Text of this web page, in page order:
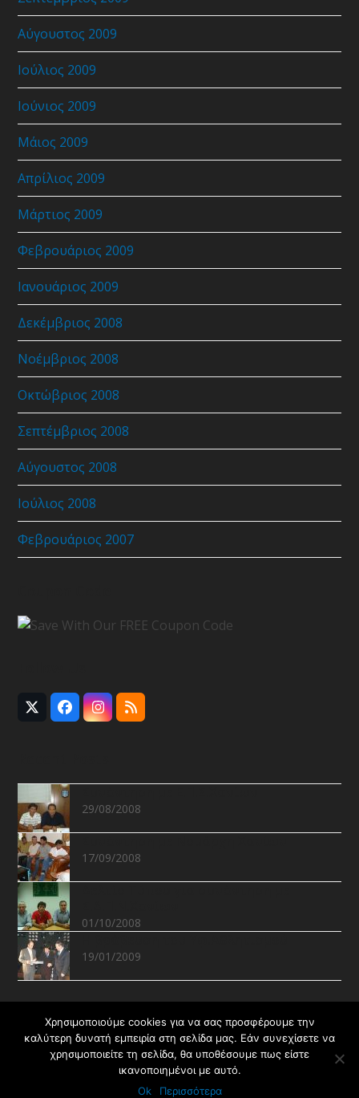
Αύγουστος 2009
Ιούλιος 2009
Ιούνιος 2009
Μάιος 2009
Απρίλιος 2009
Μάρτιος 2009
Φεβρουάριος 2009
Ιανουάριος 2009
Δεκέμβριος 2008
Νοέμβριος 2008
Οκτώβριος 2008
Σεπτέμβριος 2008
Αύγουστος 2008
Ιούλιος 2008
Φεβρουάριος 2007
Twitter
(deprecated)
Facebook
Instagram
RSS
29/08/2008
17/09/2008
01/10/2008
19/01/2009
Recent Projects
Χρησιμοποιούμε cookies για να σας προσφέρουμε την
καλύτερη δυνατή εμπειρία στη σελίδα μας. Εάν συνεχίσετε να
χρησιμοποιείτε τη σελίδα, θα υποθέσουμε πως είστε
ικανοποιημένοι με αυτό.
Ok
Περισσότερα